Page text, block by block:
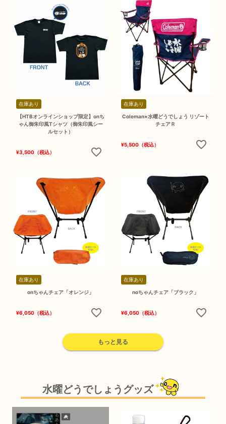
在庫あり
【HTBオンラインショップ限定】onち
ゃん御朱印風Tシャツ（御朱印風シー
ルセット）
¥3,500 （税込）
在庫あり
Coleman×水曜どうでしょう リゾート
チェアＲ
¥5,500 （税込）
在庫あり
onちゃんチェア「オレンジ」
¥6,050 （税込）
在庫あり
noちゃんチェア「ブラック」
¥6,050 （税込）
もっと見る
水曜どうでしょうグッズ